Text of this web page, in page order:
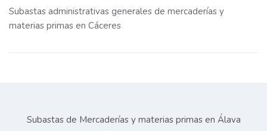
Subastas administrativas generales de mercaderías y
materias primas en Cáceres
Subastas de Mercaderías y materias primas en Álava